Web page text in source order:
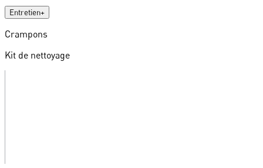
Entretien+
Crampons
Kit de nettoyage